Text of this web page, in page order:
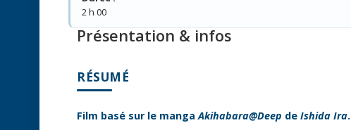
2 h 00
Présentation & infos
RÉSUMÉ
Film basé sur le mangaAkihabara@Deep de Ishida Ira.